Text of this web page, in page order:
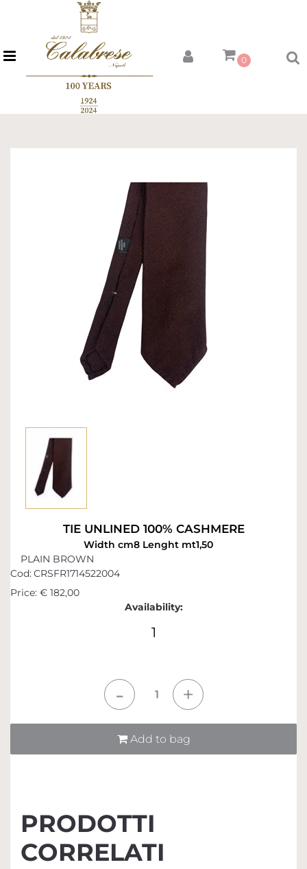
Open menu 0
TIE UNLINED 100% CASHMERE
Width cm8 Lenght mt1,50
PLAIN BROWN
Cod:CRSFR1714522004
Price: € 182,00
Availability:
1
Add to bag
PRODOTTI
CORRELATI